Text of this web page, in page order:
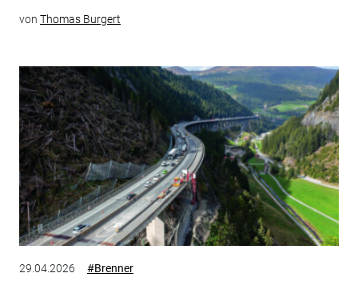
von Thomas Burgert
29.04.2026 #Brenner